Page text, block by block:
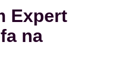
Expert
na